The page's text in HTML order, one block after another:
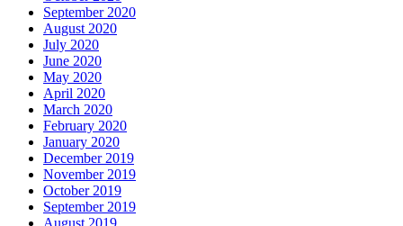
September 2020
August 2020
July 2020
June 2020
May 2020
April 2020
March 2020
February 2020
January 2020
December 2019
November 2019
October 2019
September 2019